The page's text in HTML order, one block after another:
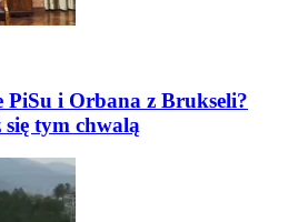
PiSu i Orbana z Brukseli?
tym chwalą